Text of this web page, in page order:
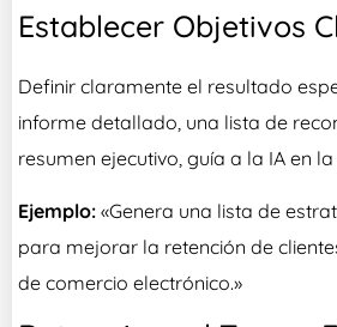
Establecer Objetivos
Definir claramente el resultado
informe detallado, una lista de
resumen ejecutivo, guía a la IA en
Ejemplo: «Genera una lista de
para mejorar la retención de
de comercio electrónico.»